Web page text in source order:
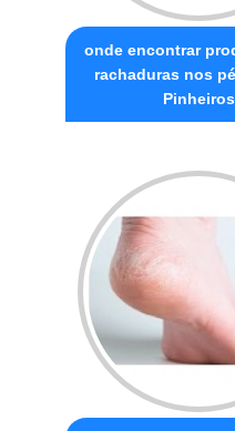
onde encontrar
rachaduras nos
Pinheiros